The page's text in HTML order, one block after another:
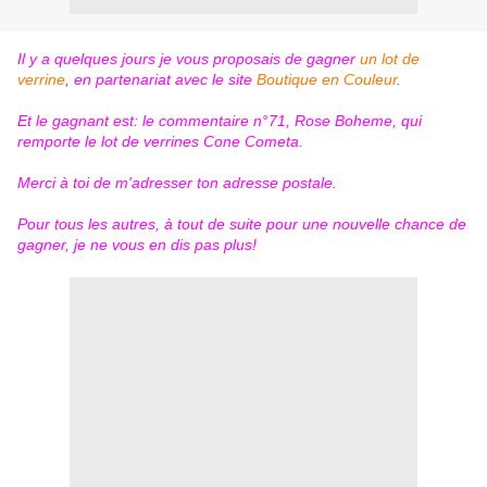
Il y a quelques jours je vous proposais de gagner un lot de
verrine , en partenariat avec le site Boutique en Couleur.
Et le gagnant est: le commentaire n°71, Rose Boheme, qui
remporte le lot de verrines Cone Cometa.
Merci à toi de m'adresser ton adresse postale.
Pour tous les autres, à tout de suite pour une nouvelle chance de
gagner, je ne vous en dis pas plus!